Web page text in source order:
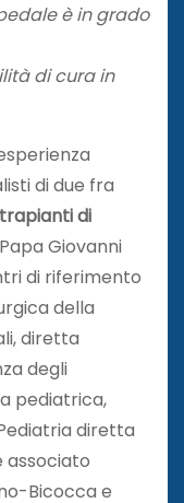
è in grado
di cura in
di due fra
di
Papa Giovanni
di riferimento
della
diretta
degli
pediatrica,
diretta
associato
Bicocca e